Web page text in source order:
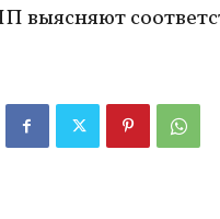
выясняют